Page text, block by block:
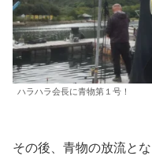
ハラハラ会長に青物第１号！
その後、青物の放流と